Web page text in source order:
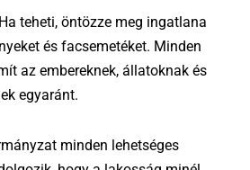
Ha teheti, öntözze meg ingatlana
és facsemetéket. Minden
az embereknek, állatoknak és
egyaránt.
minden lehetséges